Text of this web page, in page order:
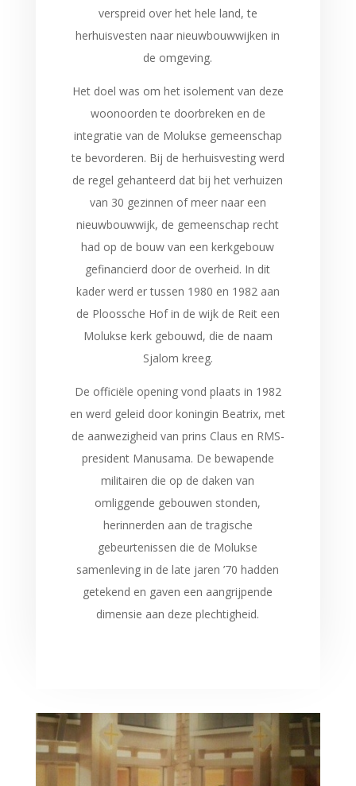
verspreid over het hele land, te
herhuisvesten naar nieuwbouwwijken in
de omgeving.
Het doel was om het isolement van deze
woonoorden te doorbreken en de
integratie van de Molukse gemeenschap
te bevorderen. Bij de herhuisvesting werd
de regel gehanteerd dat bij het verhuizen
van 30 gezinnen of meer naar een
nieuwbouwwijk, de gemeenschap recht
had op de bouw van een kerkgebouw
gefinancierd door de overheid. In dit
kader werd er tussen 1980 en 1982 aan
de Ploossche Hof in de wijk de Reit een
Molukse kerk gebouwd, die de naam
Sjalom kreeg.
De officiële opening vond plaats in 1982
en werd geleid door koningin Beatrix, met
de aanwezigheid van prins Claus en RMS-
president Manusama. De bewapende
militairen die op de daken van
omliggende gebouwen stonden,
herinnerden aan de tragische
gebeurtenissen die de Molukse
samenleving in de late jaren ’70 hadden
getekend en gaven een aangrijpende
dimensie aan deze plechtigheid.